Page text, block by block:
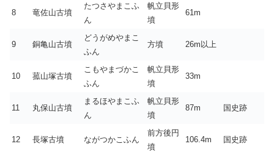
8 竜佐山古墳
たつさやまこふ
ん
帆立貝形
墳
61m
9 銅亀山古墳
どうがめやまこ
ふん
方墳 26m以上
10 菰山塚古墳
こもやまづかこ
ふん
帆立貝形
墳
33m
11 丸保山古墳
まるほやまこふ
ん
帆立貝形
墳
87m 国史跡
12 長塚古墳 ながつかこふん
前方後円
墳
106.4m 国史跡